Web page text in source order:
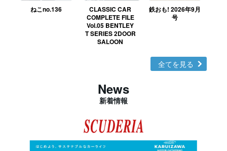
ねこno.136
CLASSIC CAR
COMPLETE FILE
Vol.05 BENTLEY
T SERIES 2DOOR
SALOON
鉄おも! 2026年9月
号
全てを見る
News
新着情報